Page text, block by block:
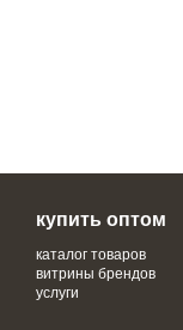
купить оптом
каталог товаров
витрины брендов
услуги